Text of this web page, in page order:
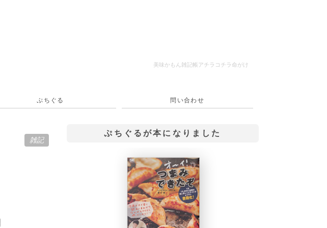
美味かもん雑記帳 アチラコチラ命がけ
ぷちぐる 問い合わせ
雑記
ぷちぐるが本になりました